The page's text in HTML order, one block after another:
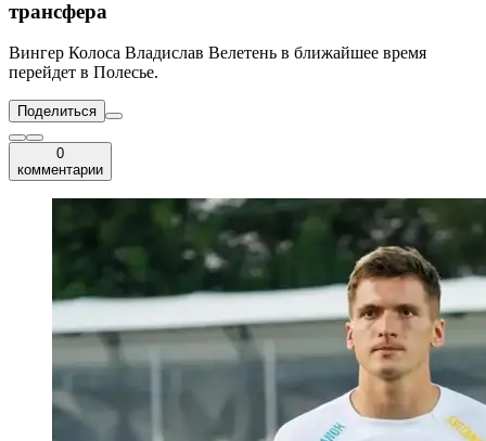
трансфера
Вингер Колоса Владислав Велетень в ближайшее время
перейдет в Полесье.
Поделиться
0
комментарии